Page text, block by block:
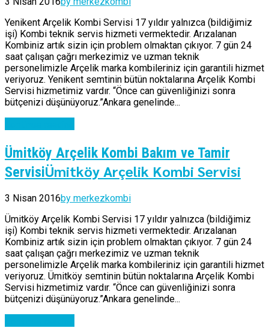
Yenikent Arçelik Kombi Servisi 17 yıldır yalnızca (bildiğimiz
işi) Kombi teknik servis hizmeti vermektedir. Arızalanan
Kombiniz artık sizin için problem olmaktan çıkıyor. 7 gün 24
saat çalışan çağrı merkezimiz ve uzman teknik
personelimizle Arçelik marka kombileriniz için garantili hizmet
veriyoruz. Yenikent semtinin bütün noktalarına Arçelik Kombi
Servisi hizmetimiz vardır. “Önce can güvenliğinizi sonra
bütçenizi düşünüyoruz.”Ankara genelinde...
Ümitköy Arçelik Kombi Bakım ve Tamir
ServisiÜmitköy Arçelik Kombi Servisi
3 Nisan 2016by merkezkombi
Ümitköy Arçelik Kombi Servisi 17 yıldır yalnızca (bildiğimiz
işi) Kombi teknik servis hizmeti vermektedir. Arızalanan
Kombiniz artık sizin için problem olmaktan çıkıyor. 7 gün 24
saat çalışan çağrı merkezimiz ve uzman teknik
personelimizle Arçelik marka kombileriniz için garantili hizmet
veriyoruz. Ümitköy semtinin bütün noktalarına Arçelik Kombi
Servisi hizmetimiz vardır. “Önce can güvenliğinizi sonra
bütçenizi düşünüyoruz.”Ankara genelinde...